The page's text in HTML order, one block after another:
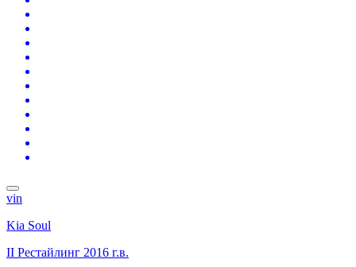
vin
Kia Soul
II Рестайлинг 2016 г.в.